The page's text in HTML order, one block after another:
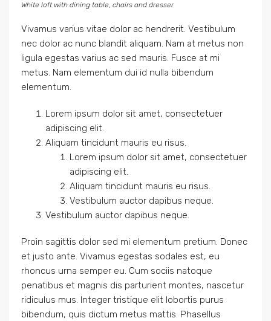
White loft with dining table, chairs and dresser
Vivamus varius vitae dolor ac hendrerit. Vestibulum
nec dolor ac nunc blandit aliquam. Nam at metus non
ligula egestas varius ac sed mauris. Fusce at mi
metus. Nam elementum dui id nulla bibendum
elementum.
Lorem ipsum dolor sit amet, consectetuer
adipiscing elit.
Aliquam tincidunt mauris eu risus.
Lorem ipsum dolor sit amet, consectetuer
adipiscing elit.
Aliquam tincidunt mauris eu risus.
Vestibulum auctor dapibus neque.
Vestibulum auctor dapibus neque.
Proin sagittis dolor sed mi elementum pretium. Donec
et justo ante. Vivamus egestas sodales est, eu
rhoncus urna semper eu. Cum sociis natoque
penatibus et magnis dis parturient montes, nascetur
ridiculus mus. Integer tristique elit lobortis purus
bibendum, quis dictum metus mattis. Phasellus